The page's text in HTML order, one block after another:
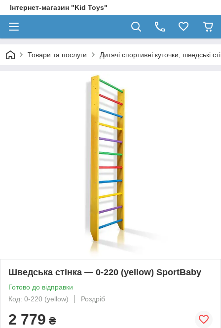
Інтернет-магазин "Kid Toys"
Товари та послуги Дитячі спортивні куточки, шведські
Шведська стінка — 0-220 (yellow) SportBaby
Готово до відправки
Код: 0-220 (yellow)
Роздріб
2 779 ₴